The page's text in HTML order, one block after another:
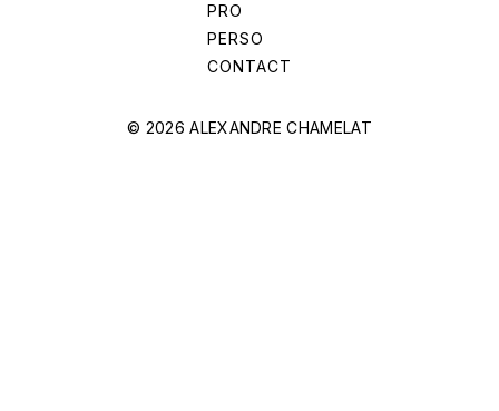
PRO
PERSO
CONTACT
© 2026 ALEXANDRE CHAMELAT